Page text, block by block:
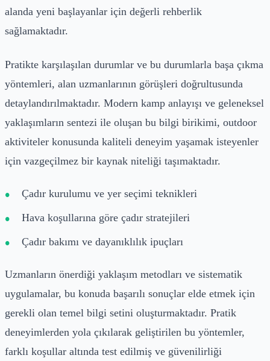
alanda yeni başlayanlar için değerli rehberlik
sağlamaktadır.
Pratikte karşılaşılan durumlar ve bu durumlarla başa çıkma
yöntemleri, alan uzmanlarının görüşleri doğrultusunda
detaylandırılmaktadır. Modern kamp anlayışı ve geleneksel
yaklaşımların sentezi ile oluşan bu bilgi birikimi, outdoor
aktiviteler konusunda kaliteli deneyim yaşamak isteyenler
için vazgeçilmez bir kaynak niteliği taşımaktadır.
Çadır kurulumu ve yer seçimi teknikleri
Hava koşullarına göre çadır stratejileri
Çadır bakımı ve dayanıklılık ipuçları
Uzmanların önerdiği yaklaşım metodları ve sistematik
uygulamalar, bu konuda başarılı sonuçlar elde etmek için
gerekli olan temel bilgi setini oluşturmaktadır. Pratik
deneyimlerden yola çıkılarak geliştirilen bu yöntemler,
farklı koşullar altında test edilmiş ve güvenilirliği